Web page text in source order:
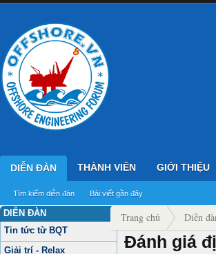
DIỄN ĐÀN
Tìm kiếm diễn đàn Bài viết gần đây
THÀNH VIÊN GIỚI THIỆU
DIỄN ĐÀN
Tin tức từ BQT
Giải trí - Relax
Trang chủ Diễn
Thiết kế CTB –
Đánh giá